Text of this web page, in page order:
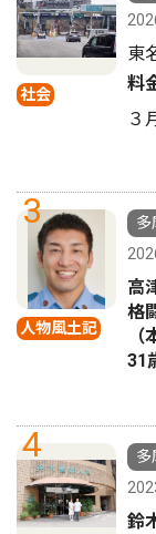
社会
東
料
３
3
人物風土記
多
高
格
31
4
多
鈴